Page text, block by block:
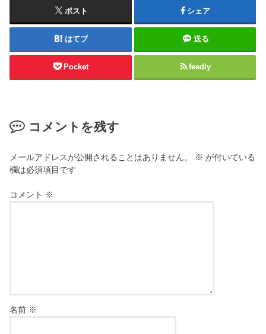
ポスト シェア
はてブ 送る
Pocket feedly
コメントを残す
メールアドレスが公開されることはありません。 ※ が付いている
欄は必須項目です
コメント ※
名前 ※